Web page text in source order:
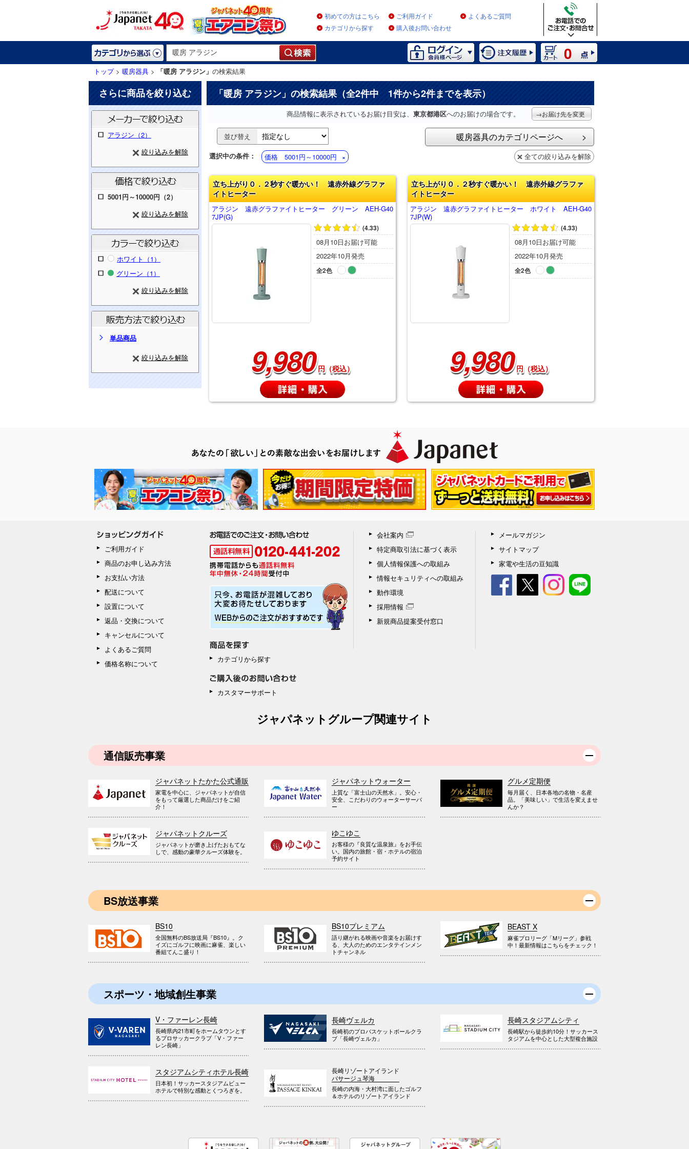
初めての方はこちら ご利用ガイド
よくあるご質問
カテゴリから探す
購入後お問い合わせ
0
トップ> 暖房器具 > 「暖房 アラジン」 の検索結果
さらに商品を絞り込む
アラジン（2）
絞り込みを解除
5001円～10000円（2）
絞り込みを解除
ホワイト（1）
グリーン（1）
絞り込みを解除
単品商品
絞り込みを解除
「暖房 アラジン 」の検索結果（全2件中 1件から2件までを表示）
商品情報に表示されているお届け目安は、 東京都港区へのお届けの場合です。 →お届け先を変更
並び替え 暖房器具のカテゴリページへ
選択中の条件： 価格 5001円～10000円 全ての絞り込みを解除
立ち上がり０．２秒すぐ暖かい！ 遠赤外線グラファ
イトヒーター
アラジン 遠赤グラファイトヒーター グリーン AEH-G40
7JP(G)
(4.33)
08月10日お届け可能
2022年10月発売
全2色
9,980 円（税込）
立ち上がり０．２秒すぐ暖かい！ 遠赤外線グラファ
イトヒーター
アラジン 遠赤グラファイトヒーター ホワイト AEH-G40
7JP(W)
(4.33)
08月10日お届け可能
2022年10月発売
全2色
9,980 円（税込）
ご利用ガイド
商品のお申し込み方法
お支払い方法
配送について
設置について
返品・交換について
キャンセルについて
よくあるご質問
価格名称について
カテゴリから探す
カスタマーサポート
会社案内
特定商取引法に基づく表示
個人情報保護への取組み
情報セキュリティへの取組み
動作環境
採用情報
新規商品提案受付窓口
メールマガジン
サイトマップ
家電や生活の豆知識
ジャパネットグループ関連サイト
通信販売事業
ジャパネットたかた公式通販
家電を中心に、ジャパネットが自信
をもって厳選した商品だけをご紹
介！
ジャパネットウォーター
上質な「富士山の天然水」。安心・
安全、こだわりのウォーターサーバ
ー
グルメ定期便
毎月届く、日本各地の名物・名産
品。「美味しい」で生活を変えませ
んか？
ジャパネットクルーズ
ジャパネットが磨き上げたおもてな
しで、感動の豪華クルーズ体験を。
ゆこゆこ
お客様の『良質な温泉旅』をお手伝
い。国内の旅館・宿・ホテルの宿泊
予約サイト
BS放送事業
BS10
全国無料のBS放送局『BS10』。ク
イズにゴルフに映画に麻雀、楽しい
番組てんこ盛り！
BS10プレミアム
語り継がれる映画や音楽をお届けす
る、大人のためのエンタテインメン
トチャンネル
BEAST X
麻雀プロリーグ「Mリーグ」参戦
中！最新情報はこちらをチェック！
スポーツ・地域創生事業
V・ファーレン長崎
長崎県内21市町をホームタウンとす
るプロサッカークラブ「V・ファー
レン長崎」
長崎ヴェルカ
長崎初のプロバスケットボールクラ
ブ「長崎ヴェルカ」
長崎スタジアムシティ
長崎駅から徒歩約10分！サッカース
タジアムを中心とした大型複合施設
スタジアムシティホテル長崎
日本初！サッカースタジアムビュー
ホテルで特別な感動とくつろぎを。
長崎リゾートアイランド
パサージュ琴海
長崎の内海・大村湾に面したゴルフ
＆ホテルのリゾートアイランド